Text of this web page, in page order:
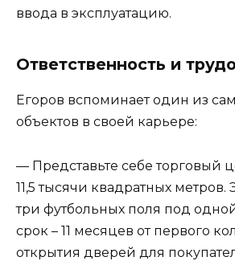
ввода в эксплуатацию.
Ответственность и
Егоров вспоминает один из
объектов в своей карьере:
— Представьте себе торговый
11,5 тысячи квадратных
три футбольных поля под
срок – 11 месяцев от первого
открытия дверей для